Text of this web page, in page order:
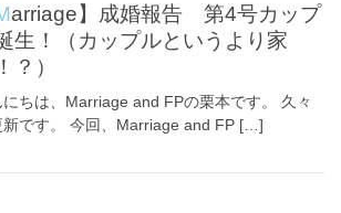
カップ
生！（カップルというより家
？）
にちは、Marriage and FPの栗本です。 久々
新です。 今回、Marriage and FP […]